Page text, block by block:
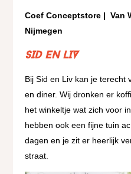
Coef Conceptstore | Van
Nijmegen
SID en LIV
Bij Sid en Liv kan je terecht
en diner. Wij dronken er
het winkeltje wat zich voor
hebben ook een fijne tuin
dagen en je zit er heerlijk
straat.